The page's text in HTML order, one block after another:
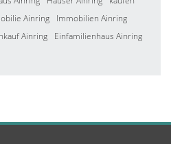
Ainring
Immobilien Ainring
Ainring
Einfamilienhaus Ainring